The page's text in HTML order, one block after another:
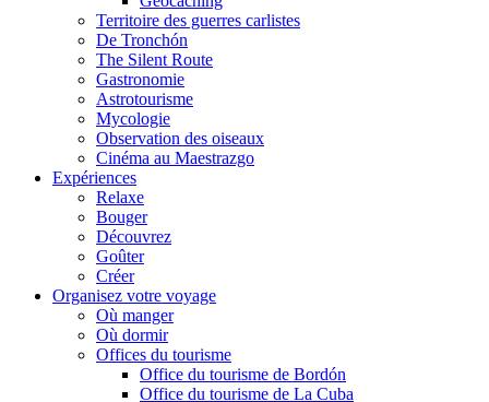
Territoire des guerres carlistes
De Tronchón
The Silent Route
Gastronomie
Astrotourisme
Mycologie
Observation des oiseaux
Cinéma au Maestrazgo
Expériences
Relaxe
Bouger
Découvrez
Goûter
Créer
Organisez votre voyage
Où manger
Où dormir
Offices du tourisme
Office du tourisme de Bordón
Office du tourisme de La Cuba